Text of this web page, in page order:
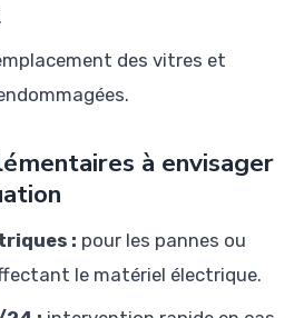
des vitres et
à envisager
: pour les pannes ou
le matériel électrique.